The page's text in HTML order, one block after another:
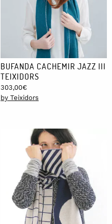
BUFANDA CACHEMIR JAZZ III
TEIXIDORS
303,00€
by Teixidors